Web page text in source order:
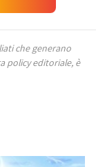
che generano
policy editoriale, è